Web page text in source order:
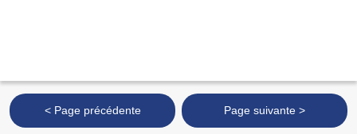
< Page précédente Page suivante >